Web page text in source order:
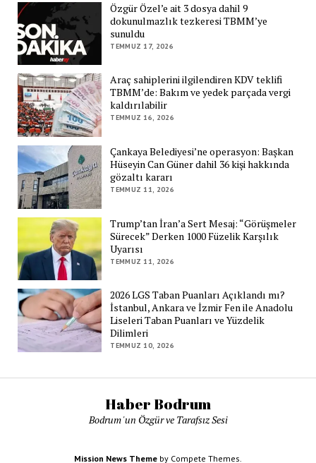
Özgür Özel’e ait 3 dosya dahil 9
dokunulmazlık tezkeresi TBMM’ye
sunuldu
TEMMUZ 17, 2026
Araç sahiplerini ilgilendiren KDV teklifi
TBMM’de: Bakım ve yedek parçada vergi
kaldırılabilir
TEMMUZ 16, 2026
Çankaya Belediyesi’ne operasyon: Başkan
Hüseyin Can Güner dahil 36 kişi hakkında
gözaltı kararı
TEMMUZ 11, 2026
Trump’tan İran’a Sert Mesaj: “Görüşmeler
Sürecek” Derken 1000 Füzelik Karşılık
Uyarısı
TEMMUZ 11, 2026
2026 LGS Taban Puanları Açıklandı mı?
İstanbul, Ankara ve İzmir Fen ile Anadolu
Liseleri Taban Puanları ve Yüzdelik
Dilimleri
TEMMUZ 10, 2026
Haber Bodrum
Bodrum 'un Özgür ve Tarafsız Sesi
Mission News Theme by Compete Themes.